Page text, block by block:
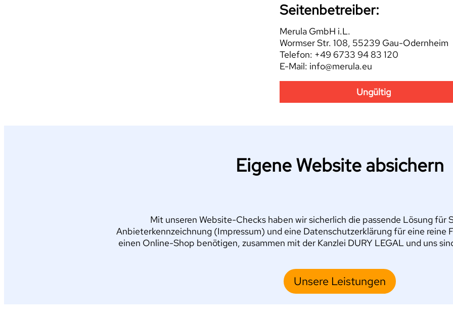
Seitenbetreiber:
Merula GmbH i.L.
Wormser Str. 108, 55239 Gau-Odernheim
Telefon: +49 6733 94 83 120
E-Mail: info@merula.eu
Ungültig
Eigene Website absichern
Mit unseren Website-Checks haben wir sicherlich die passende Lösung für
Anbieterkennzeichnung (Impressum) und eine Datenschutzerklärung für eine reine
einen Online-Shop benötigen, zusammen mit der Kanzlei DURY LEGAL und uns
Unsere Leistungen